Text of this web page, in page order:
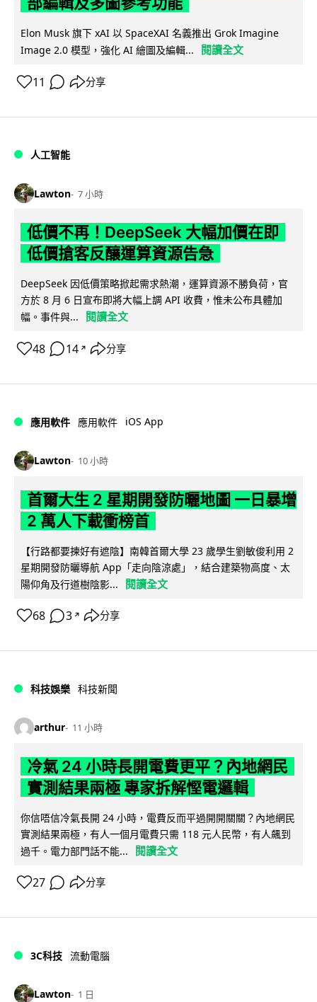
Elon Musk 旗下 xAI 以 SpaceXAI 名義推出 Grok Imagine
Image 2.0 模型，強化 AI 繪圖及編輯...
閱讀全文
11 分享
人工智能
Lawton 7 小時
低價不再！DeepSeek 大幅加價在即
低價搶客反釀運算資源告急
DeepSeek 因低價策略掀起需求熱潮，運算資源不勝負荷，官
方於 8 月 6 日宣布即將大幅上調 API 收費，惟未公布具體加
幅。事件與...
閱讀全文
48 14 ↗ 分享
應用軟件 應用軟件 iOS App
Lawton 10 小時
首爾大生 2 星期開發防曬地圖 一日暴增
2 萬人下載衝榜首
【行路都要揀好有遮陰】南韓首爾大學 23 歲學生劉敏俊利用 2
星期開發防曬導航 App「走向陰涼處」，結合建築物高度、太
陽仰角及行道樹陰影...
閱讀全文
68 3 ↗ 分享
科技娛樂 科技新聞
arthur 11 小時
冷氣 24 小時長開電費更平？內地網民
實測結果兩極 專家拆解慳電邏輯
你信唔信冷氣長開 24 小時，電費反而平過開開關關？內地網民
實測結果兩極，有人一個月電費只需 118 元人民幣，有人飆到
過千。電力部門話不能...
閱讀全文
27 分享
3C科技 流動電腦
Lawton 1 日